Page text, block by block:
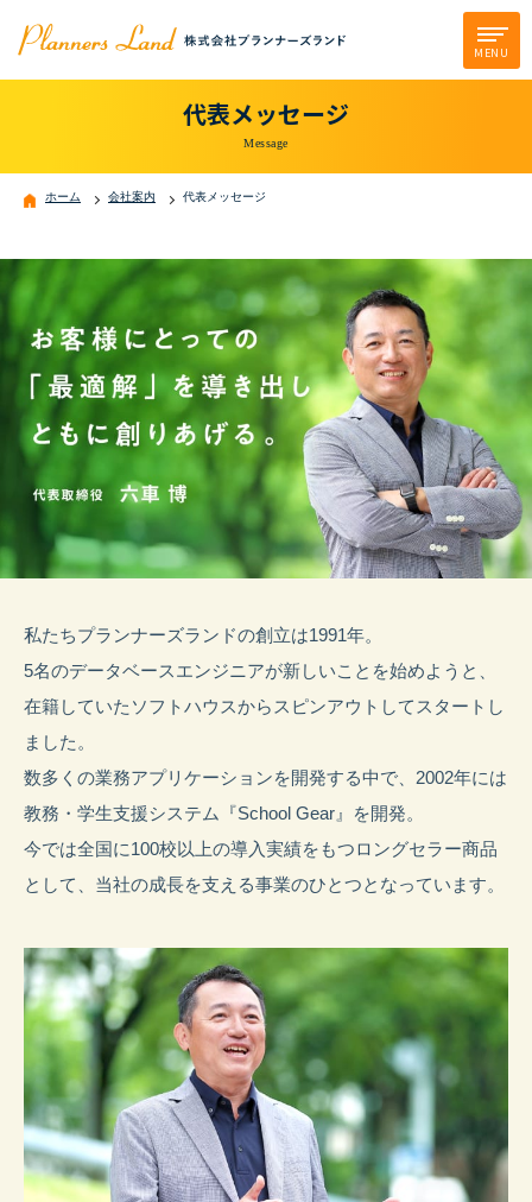
MENU
代表メッセージ
Message
ホーム 会社案内 代表メッセージ
私たちプランナーズランドの創立は1991年。
5名のデータベースエンジニアが新しいことを始めようと、
在籍していたソフトハウスからスピンアウトしてスタートし
ました。
数多くの業務アプリケーションを開発する中で、2002年には
教務・学生支援システム『School Gear』を開発。
今では全国に100校以上の導入実績をもつロングセラー商品
として、当社の成長を支える事業のひとつとなっています。